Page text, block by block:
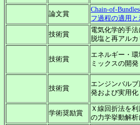
論文賞
Chain-of-
フ過程の適用
技術賞
電気化学的手
脱塩と再アル
技術賞
エネルギー・
ミックスの開発
技術賞
エンジンバル
発および実用化
学術奨励賞
Ｘ線回折法を
の力学挙動解